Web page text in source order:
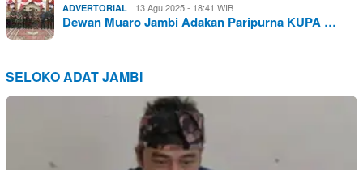
ADVERTORIAL 13 Agu 2025 - 18:41 WIB
Dewan Muaro Jambi Adakan Paripurna KUPA …
SELOKO ADAT JAMBI